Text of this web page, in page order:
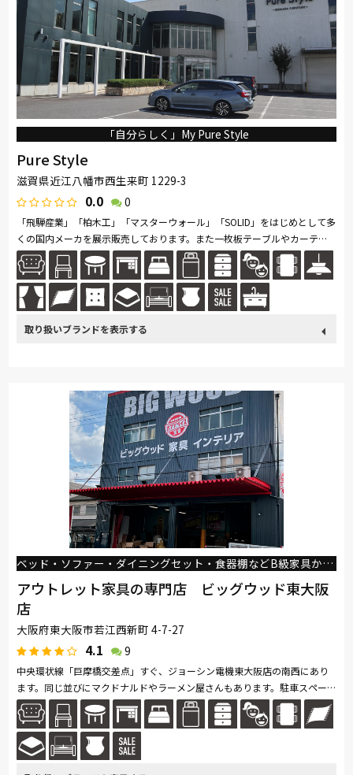
コイズミ Pamouna Calligaris PARAMOUNT BED
イバタインテリア
「自分らしく」My Pure Style
Pure Style
滋賀県近江八幡市西生来町 1229-3
0.0 0
「飛騨産業」「柏木工」「マスターウォール」「SOLID」をはじめとして多
くの国内メーカを展示販売しております。また一枚板テーブルやカーテ
ン、アートギャッベも取り扱っており、トータルでのコーディネートをラ
イ...続きを読む
浜本工芸 冨士ファニチア ナガノインテリア 綾野製作所
ドリームベッド Serta Stressless サンゲツ
MASTERWAL コイズミ PARAMOUNT BED
イバタインテリア 高野木工 シラカワ 杉工場
FLANNELSOFA
ベッド・ソファー・ダイニングセット・食器棚などB級家具から高級家具までイイモノが安い！
アウトレット家具の専門店 ビッグウッド東大阪
店
大阪府東大阪市若江西新町 4-7-27
4.1 9
中央環状線「巨摩橋交差点」すぐ、ジョーシン電機東大阪店の南西にあり
ます。同じ並びにマクドナルドやラーメン屋さんもあります。駐車スペー
スもございますので、ぜひお立ち寄りください。東大阪市はもちろん、八
尾...続きを読む